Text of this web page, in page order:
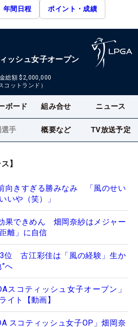
年間日程 ポイント・成績
ッシュ女子オープン
総額 $2,000,000
コットランド）
ボード 組み合せ ニュース
手 概要など TV放送予定
】
向きすぎる勝みなみ 「風のせい
いや（笑）」
果できめん 畑岡奈紗はメジャー
離」に自信
位 古江彩佳は「風の経験」生か
へ
スコティッシュ女子オープン」
イト【動画】
スコティッシュ女子OP」畑岡奈